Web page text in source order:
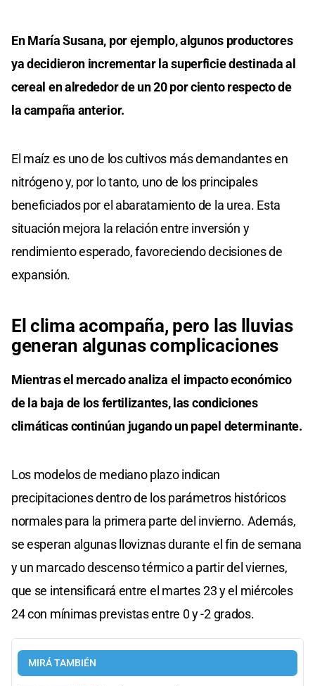
En María Susana, por ejemplo, algunos productores
ya decidieron incrementar la superficie destinada al
cereal en alrededor de un 20 por ciento respecto de
la campaña anterior.
El maíz es uno de los cultivos más demandantes en
nitrógeno y, por lo tanto, uno de los principales
beneficiados por el abaratamiento de la urea. Esta
situación mejora la relación entre inversión y
rendimiento esperado, favoreciendo decisiones de
expansión.
El clima acompaña, pero las lluvias
generan algunas complicaciones
Mientras el mercado analiza el impacto económico
de la baja de los fertilizantes, las condiciones
climáticas continúan jugando un papel determinante.
Los modelos de mediano plazo indican
precipitaciones dentro de los parámetros históricos
normales para la primera parte del invierno. Además,
se esperan algunas lloviznas durante el fin de semana
y un marcado descenso térmico a partir del viernes,
que se intensificará entre el martes 23 y el miércoles
24 con mínimas previstas entre 0 y -2 grados.
MIRÁ TAMBIÉN